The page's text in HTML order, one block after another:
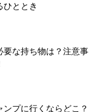
ひととき
要な持ち物は？注意事
プに行くならどこ？